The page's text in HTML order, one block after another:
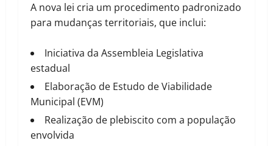
A nova lei cria um procedimento padronizado
para mudanças territoriais, que inclui:
Iniciativa da Assembleia Legislativa
estadual
Elaboração de Estudo de Viabilidade
Municipal (EVM)
Realização de plebiscito com a população
envolvida